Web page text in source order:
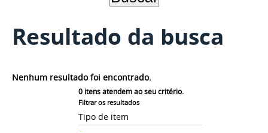
Resultado da busca
0 itens atendem ao seu critério.
Filtrar os resultados
Tipo de item
Nenhum resultado foi encontrado.